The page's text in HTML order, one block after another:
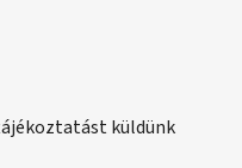
küldünk